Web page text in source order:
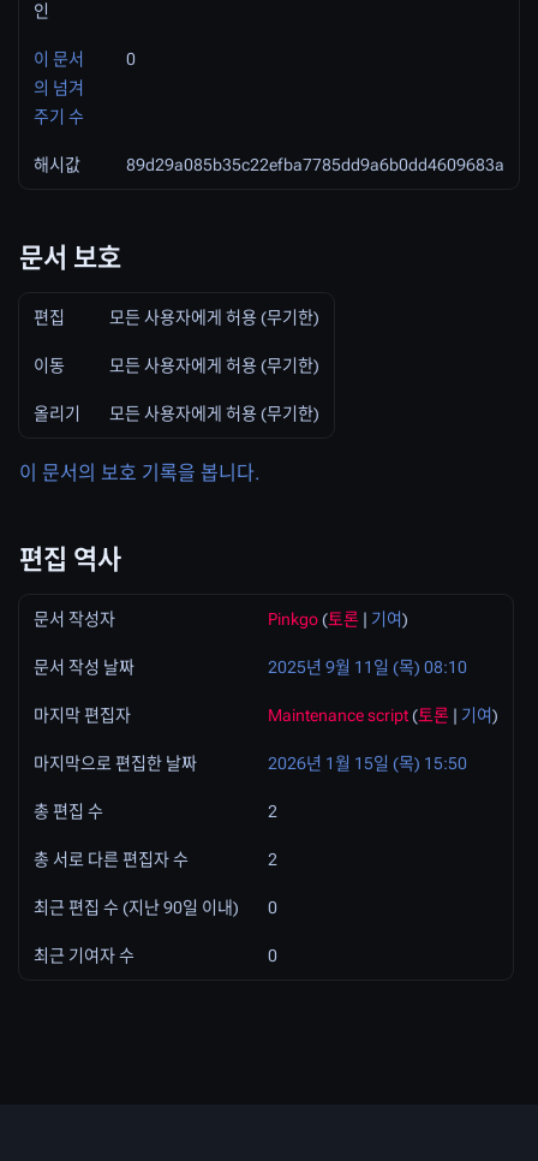
인
이 문서
의 넘겨
주기 수
0
해시값 89d29a085b35c22efba7785dd9a6b0dd4609683a
문서 보호
편집 모든 사용자에게 허용 (무기한)
이동 모든 사용자에게 허용 (무기한)
올리기 모든 사용자에게 허용 (무기한)
이 문서의 보호 기록을 봅니다.
편집 역사
문서 작성자 Pinkgo(토론 | 기여)
문서 작성 날짜 2025년 9월 11일 (목) 08:10
마지막 편집자 Maintenance script(토론 | 기여)
마지막으로 편집한 날짜 2026년 1월 15일 (목) 15:50
총 편집 수 2
총 서로 다른 편집자 수 2
최근 편집 수 (지난 90일 이내) 0
최근 기여자 수 0